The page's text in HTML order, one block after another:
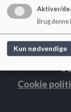
EAN NR.
Sitemap
Cookie
Aktiver/
Brug
Kun nødvendige